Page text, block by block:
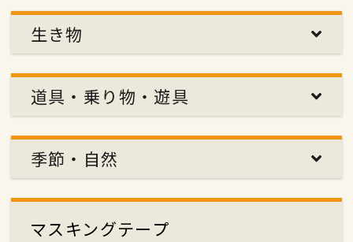
生き物
道具・乗り物・遊具
季節・自然
マスキングテープ